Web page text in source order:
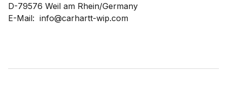
D-79576 Weil am Rhein/Germany
E-Mail: info@carhartt-wip.com